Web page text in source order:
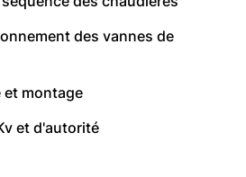
des vannes de
et montage
et d'autorité